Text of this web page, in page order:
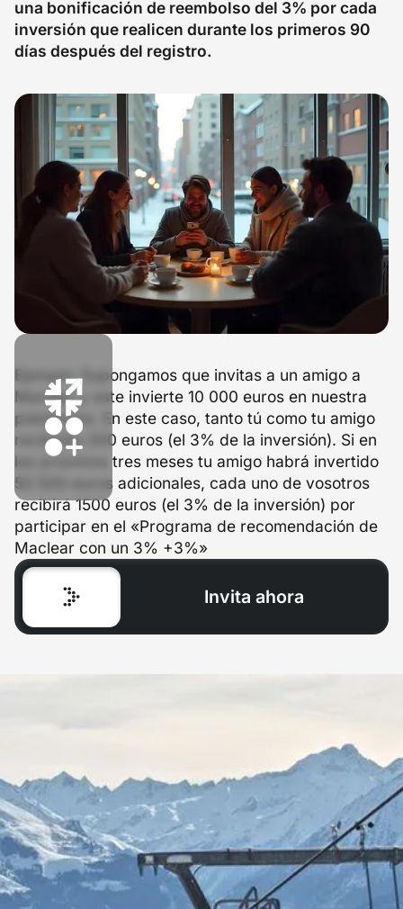
una bonificación de reembolso del 3% por cada
inversión que realicen durante los primeros 90
días después del registro.
Ejemplo: Supongamos que invitas a un amigo a
Maclear y este invierte 10 000 euros en nuestra
plataforma. En este caso, tanto tú como tu amigo
recibiréis 300 euros (el 3% de la inversión). Si en
los próximos tres meses tu amigo habrá invertido
50 000 euros adicionales, cada uno de vosotros
recibirá 1500 euros (el 3% de la inversión) por
participar en el «Programa de recomendación de
Maclear con un 3% +3%»
Invita ahora